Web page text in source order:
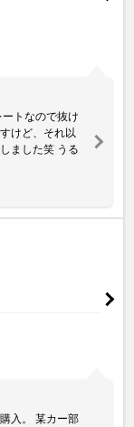
トなので抜け
けど、それ以
ました笑 うる
入。 某カー部